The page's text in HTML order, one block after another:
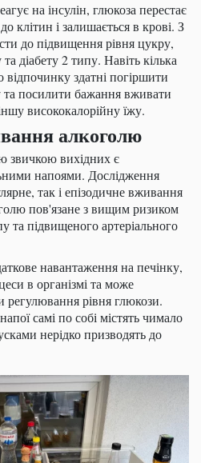
на інсулін, глюкоза перестає
клітин і залишається в крові. З
до підвищення рівня цукру,
діабету 2 типу. Навіть кілька
здатні погіршити
та посилити бажання вживати
висококалорійну їжу.
алкоголю
вихідних є
напоями. Дослідження
так і епізодичне вживання
пов'язане з вищим ризиком
та підвищеного артеріального
навантаження на печінку,
в організмі та може
рівня глюкози.
самі по собі містять чимало
нерідко призводять до